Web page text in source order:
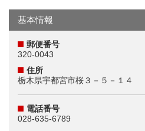
基本情報
郵便番号
320-0043
住所
栃木県宇都宮市桜３－５－１４
電話番号
028-635-6789